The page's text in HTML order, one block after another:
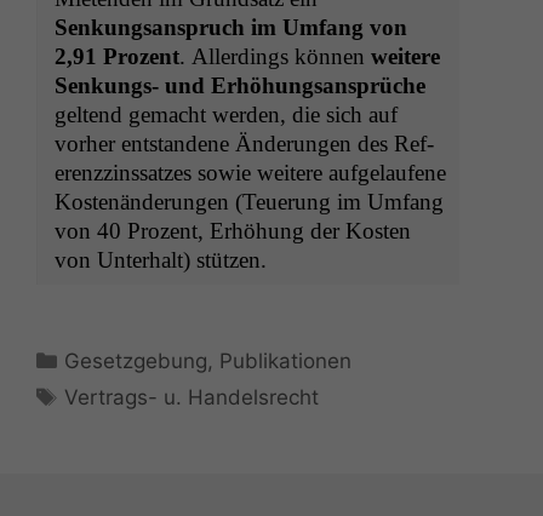
Senkungsanspruch im Umfang von
2,91 Prozent. Allerd­ings kön­nen weit­ere
Senkungs- und Erhöhungsansprüche
gel­tend gemacht wer­den, die sich auf
vorher ent­standene Änderun­gen des Ref­
erenzzinssatzes sowie weit­ere aufge­laufene
Kostenän­derun­gen (Teuerung im Umfang
von 40 Prozent, Erhöhung der Kosten
von Unter­halt) stützen.
Kategorien
Gesetzgebung, Publikationen
Schlagwörter
Vertrags- u. Handelsrecht